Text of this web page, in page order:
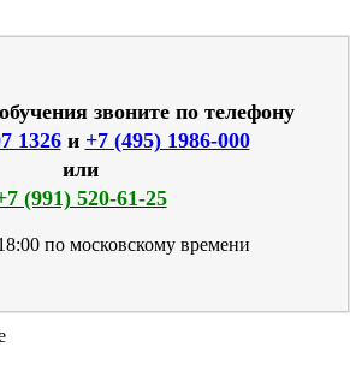
звоните по телефону
1326и +7 (495) 1986-000
или
(991) 520-61-25
по московскому времени